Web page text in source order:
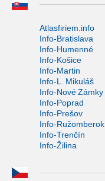
Atlasfiriem.info
Info-Bratislava
Info-Humenné
Info-Košice
Info-Martin
Info-L. Mikuláš
Info-Nové Zámky
Info-Poprad
Info-Prešov
Info-Ružomberok
Info-Trenčín
Info-Žilina